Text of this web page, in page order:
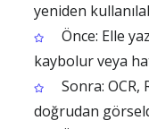
yeniden
Önce: Elle
kaybolur veya
Sonra:
doğrudan